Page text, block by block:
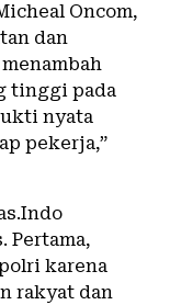
Oncom,
dan
tinggi pada
nyata
pekerja,”
Pertama,
karena
rakyat dan